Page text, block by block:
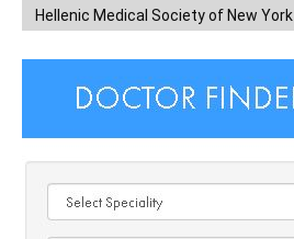
Hellenic Medical Society of New York